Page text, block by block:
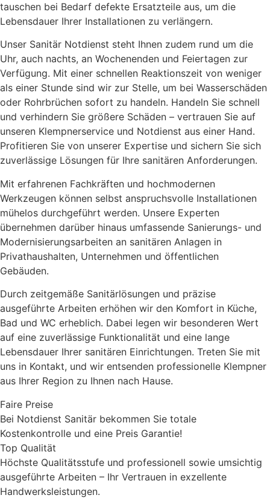
tauschen bei Bedarf defekte Ersatzteile aus, um die
Lebensdauer Ihrer Installationen zu verlängern.
Unser Sanitär Notdienst steht Ihnen zudem rund um die
Uhr, auch nachts, an Wochenenden und Feiertagen zur
Verfügung. Mit einer schnellen Reaktionszeit von weniger
als einer Stunde sind wir zur Stelle, um bei Wasserschäden
oder Rohrbrüchen sofort zu handeln. Handeln Sie schnell
und verhindern Sie größere Schäden – vertrauen Sie auf
unseren Klempnerservice und Notdienst aus einer Hand.
Profitieren Sie von unserer Expertise und sichern Sie sich
zuverlässige Lösungen für Ihre sanitären Anforderungen.
Mit erfahrenen Fachkräften und hochmodernen
Werkzeugen können selbst anspruchsvolle Installationen
mühelos durchgeführt werden. Unsere Experten
übernehmen darüber hinaus umfassende Sanierungs- und
Modernisierungsarbeiten an sanitären Anlagen in
Privathaushalten, Unternehmen und öffentlichen
Gebäuden.
Durch zeitgemäße Sanitärlösungen und präzise
ausgeführte Arbeiten erhöhen wir den Komfort in Küche,
Bad und WC erheblich. Dabei legen wir besonderen Wert
auf eine zuverlässige Funktionalität und eine lange
Lebensdauer Ihrer sanitären Einrichtungen. Treten Sie mit
uns in Kontakt, und wir entsenden professionelle Klempner
aus Ihrer Region zu Ihnen nach Hause.
Faire Preise
Bei Notdienst Sanitär bekommen Sie totale
Kostenkontrolle und eine Preis Garantie!
Top Qualität
Höchste Qualitätsstufe und professionell sowie umsichtig
ausgeführte Arbeiten – Ihr Vertrauen in exzellente
Handwerksleistungen.